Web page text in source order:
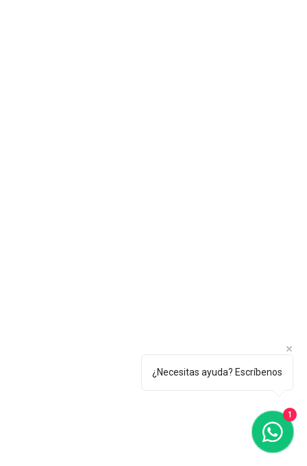
¿Necesitas ayuda? Escríbenos
1